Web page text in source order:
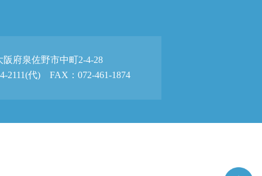
阪府泉佐野市中町2-4-28
2111(代) FAX：072-461-1874